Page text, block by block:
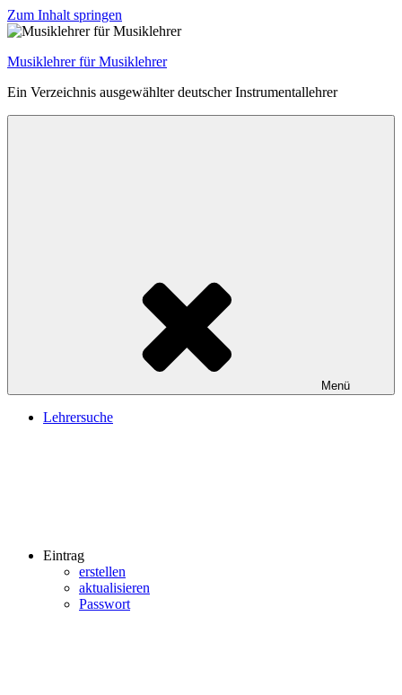
Zum Inhalt springen
Musiklehrer für Musiklehrer
Ein Verzeichnis ausgewählter deutscher Instrumentallehrer
Menü
Lehrersuche
Eintrag
erstellen
aktualisieren
Passwort